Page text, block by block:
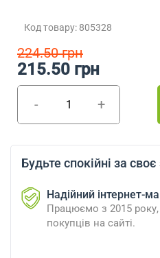
Код товару: 805328
- +
224.50 грн
215.50 грн
Будьте спокійні за
Надійний інтернет-
Працюємо з 2015 року,
покупців на сайті.